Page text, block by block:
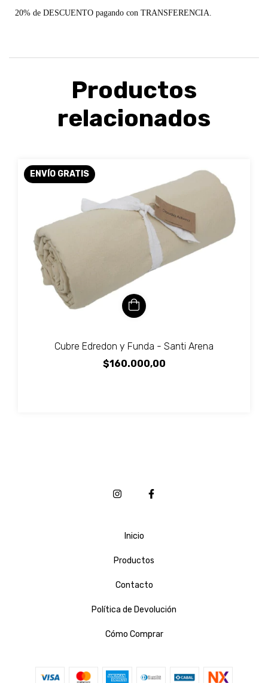
20% de DESCUENTO pagando con TRANSFERENCIA.
Productos
relacionados
ENVÍO GRATIS
Cubre Edredon y Funda - Santi Arena
$160.000,00
Inicio
Productos
Contacto
Política de Devolución
Cómo Comprar